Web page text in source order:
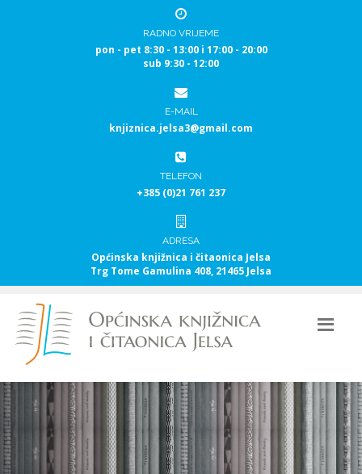
RADNO VRIJEME
pon - pet 8:30 - 13:00 i 17:00 - 20:00
sub 9:30 - 12:00
E-MAIL
knjiznica.jelsa3@gmail.com
TELEFON
+385 (0)21 761 237
ADRESA
Općinska knjižnica i čitaonica Jelsa
Trg Tome Gamulina 408, 21465 Jelsa